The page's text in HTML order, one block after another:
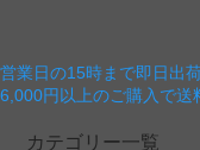
営業日の15時まで即日出
6,000円以上のご購入で送
カテゴリー一覧